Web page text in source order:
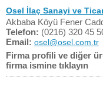
Osel İlaç Sanayi ve
Akbaba Köyü Fener
Telefon: (0216) 320 45
Email: osel@osel.com.tr
Firma profili ve diğer
firma ismine tıklayın